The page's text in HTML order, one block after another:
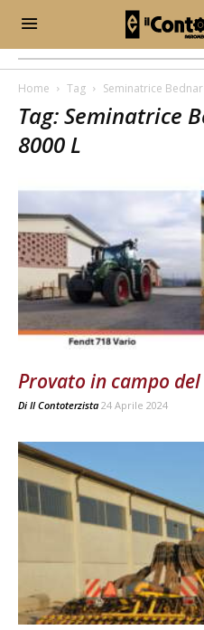
Home Tag Seminatrice
Tag: Seminatrice
8000 L
Provato in campo
Di Il Contoterzista 24 Aprile 2024